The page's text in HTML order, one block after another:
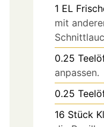
1 EL
mit
0.25
anpassen.
0.25
16 Stück